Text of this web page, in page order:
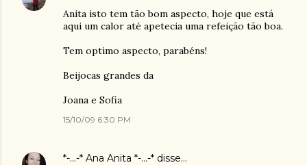
Anita isto tem tão bom aspecto, hoje que está
aqui um calor até apetecia uma refeição tão boa.
Tem optimo aspecto, parabéns!
Beijocas grandes da
Joana e Sofia
15/10/09 6:30 PM
*-...-* Ana Anita *-...-* disse…